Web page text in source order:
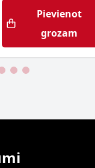
Pievienot
grozam